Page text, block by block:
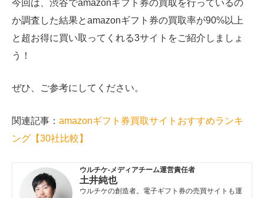
今回は、渋谷でamazonギフト券の買取を行っているの
か調査した結果とamazonギフト券の買取率が90%以上
と超お得に買い取ってくれる3サイトをご紹介しましょ
う！
ぜひ、ご参考にしてください。
関連記事： amazonギフト券買取サイトおすすめランキ
ング【30社比較】
ウルチケ-メディアチーム運営責任者
土井純也
ウルチケの創造者。電子ギフト券の売買サイトも運